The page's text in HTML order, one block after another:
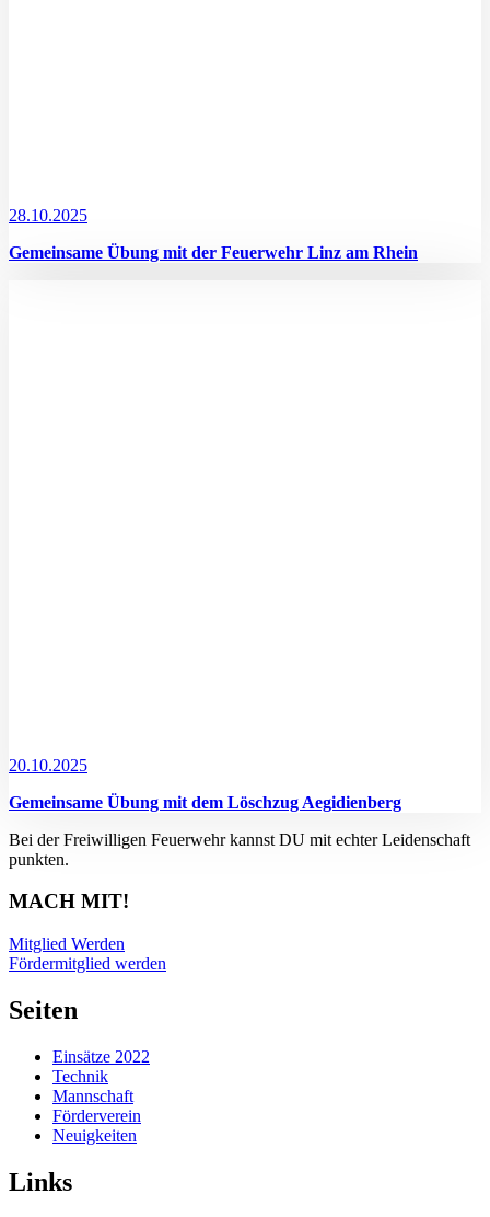
28.10.2025
Gemeinsame Übung mit der Feuerwehr Linz am Rhein
20.10.2025
Gemeinsame Übung mit dem Löschzug Aegidienberg
Bei der Freiwilligen Feuerwehr kannst DU mit echter Leidenschaft
punkten.
MACH MIT!
Mitglied Werden
Fördermitglied werden
Seiten
Einsätze 2022
Technik
Mannschaft
Förderverein
Neuigkeiten
Links